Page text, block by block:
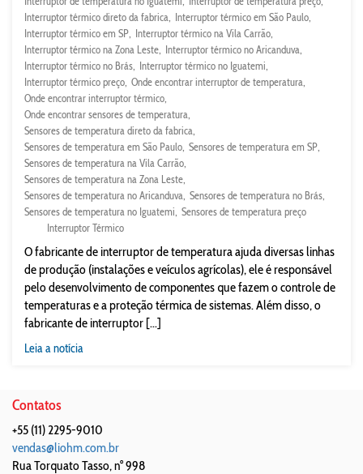
Interruptor térmico direto da fabrica
Interruptor térmico em São Paulo
Interruptor térmico em SP Interruptor térmico na Vila Carrão
Interruptor térmico na Zona Leste Interruptor térmico no Aricanduva
Interruptor térmico no Brás Interruptor térmico no Iguatemi
Interruptor térmico preço Onde encontrar interruptor de temperatura
Onde encontrar interruptor térmico
Onde encontrar sensores de temperatura
Sensores de temperatura direto da fabrica
Sensores de temperatura em São Paulo Sensores de temperatura em SP
Sensores de temperatura na Vila Carrão
Sensores de temperatura na Zona Leste
Sensores de temperatura no Aricanduva Sensores de temperatura no Brás
Sensores de temperatura no Iguatemi Sensores de temperatura preço
Interruptor Térmico
O fabricante de interruptor de temperatura ajuda diversas linhas
de produção (instalações e veículos agrícolas), ele é responsável
pelo desenvolvimento de componentes que fazem o controle de
temperaturas e a proteção térmica de sistemas. Além disso, o
fabricante de interruptor [...]
Leia a notícia
Contatos
+55 (11) 2295-9010
vendas@liohm.com.br
Rua Torquato Tasso, n° 998